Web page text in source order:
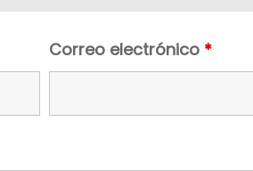
Correo electrónico *